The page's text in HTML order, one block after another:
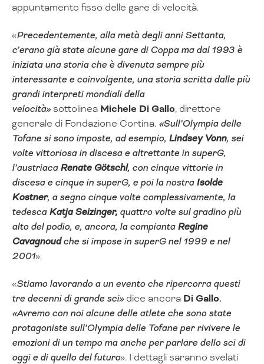
appuntamento fisso delle gare di velocità.
«Precedentemente, alla metà degli anni Settanta,
c’erano già state alcune gare di Coppa ma dal 1993 è
iniziata una storia che è divenuta sempre più
interessante e coinvolgente, una storia scritta dalle più
grandi interpreti mondiali della
velocità»sottolinea Michele Di Gallo, direttore
generale di Fondazione Cortina. «Sull’Olympia delle
Tofane si sono imposte, ad esempio, Lindsey Vonn, sei
volte vittoriosa in discesa e altrettante in superG,
l’austriacaRenate Götschl, con cinque vittorie in
discesa e cinque in superG, e poi la nostraIsolde
Kostner, a segno cinque volte complessivamente, la
tedescaKatja Seizinger, quattro volte sul gradino più
alto del podio, e, ancora, la compiantaRegine
Cavagnoudche si impose in superG nel 1999 e nel
2001».
«Stiamo lavorando a un evento che ripercorra questi
tre decenni di grande sci»dice ancora Di Gallo.
«Avremo con noi alcune delle atlete che sono state
protagoniste sull’Olympia delle Tofane per rivivere le
emozioni di un tempo ma anche per parlare dello sci di
oggi e di quello del futuro». I dettagli saranno svelati